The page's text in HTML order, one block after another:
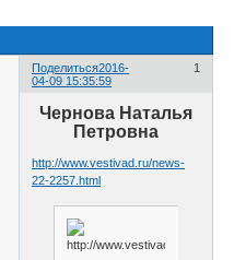
Поделиться 1
2016-
04-09 15:35:59
Чернова Наталья
Петровна
http://www.vestivad.ru/news-
22-2257.html